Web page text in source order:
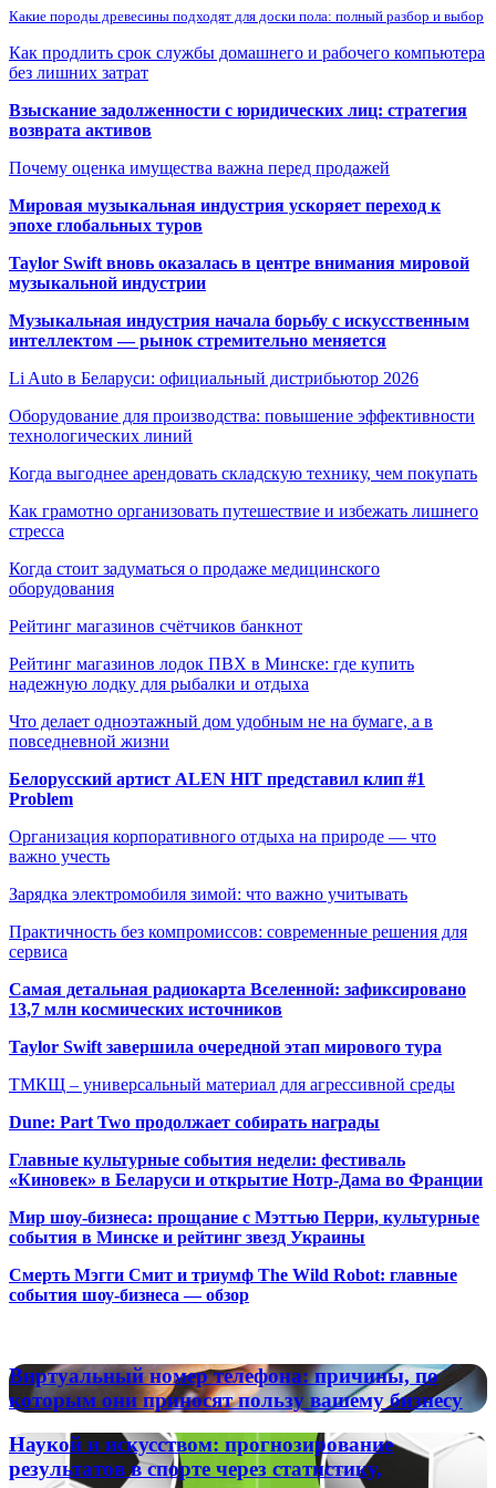
Какие породы древесины подходят для доски пола: полный разбор и выбор
Как продлить срок службы домашнего и рабочего компьютера
без лишних затрат
Взыскание задолженности с юридических лиц: стратегия
возврата активов
Почему оценка имущества важна перед продажей
Мировая музыкальная индустрия ускоряет переход к
эпохе глобальных туров
Taylor Swift вновь оказалась в центре внимания мировой
музыкальной индустрии
Музыкальная индустрия начала борьбу с искусственным
интеллектом — рынок стремительно меняется
Li Auto в Беларуси: официальный дистрибьютор 2026
Оборудование для производства: повышение эффективности
технологических линий
Когда выгоднее арендовать складскую технику, чем покупать
Как грамотно организовать путешествие и избежать лишнего
стресса
Когда стоит задуматься о продаже медицинского
оборудования
Рейтинг магазинов счётчиков банкнот
Рейтинг магазинов лодок ПВХ в Минске: где купить
надежную лодку для рыбалки и отдыха
Что делает одноэтажный дом удобным не на бумаге, а в
повседневной жизни
Белорусский артист ALEN HIT представил клип #1
Problem
Организация корпоративного отдыха на природе — что
важно учесть
Зарядка электромобиля зимой: что важно учитывать
Практичность без компромиссов: современные решения для
сервиса
Самая детальная радиокарта Вселенной: зафиксировано
13,7 млн космических источников
Taylor Swift завершила очередной этап мирового тура
ТМКЩ – универсальный материал для агрессивной среды
Dune: Part Two продолжает собирать награды
Главные культурные события недели: фестиваль
«Киновек» в Беларуси и открытие Нотр-Дама во Франции
Мир шоу-бизнеса: прощание с Мэттью Перри, культурные
события в Минске и рейтинг звезд Украины
Смерть Мэгги Смит и триумф The Wild Robot: главные
события шоу-бизнеса — обзор
Виртуальный
номер
телефона:
причины,
по
которым
Виртуальный номер телефона: причины, по
которым они приносят пользу вашему бизнесу
Наукой
и
искусством:
Наукой и искусством: прогнозирование
результатов в спорте через статистику,